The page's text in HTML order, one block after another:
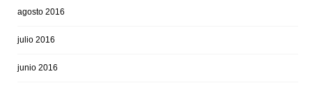
agosto 2016
julio 2016
junio 2016